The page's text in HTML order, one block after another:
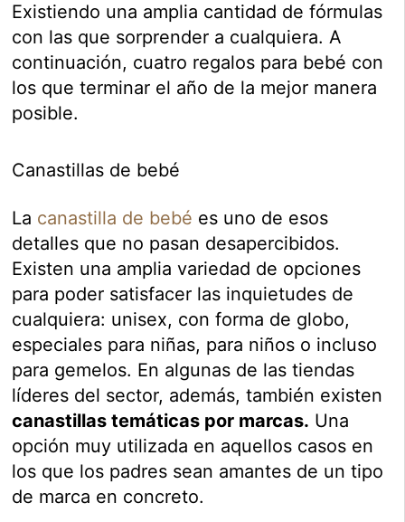
Existiendo una amplia cantidad de fórmulas
con las que sorprender a cualquiera. A
continuación, cuatro regalos para bebé con
los que terminar el año de la mejor manera
posible.
Canastillas de bebé
La canastilla de bebé es uno de esos
detalles que no pasan desapercibidos.
Existen una amplia variedad de opciones
para poder satisfacer las inquietudes de
cualquiera: unisex, con forma de globo,
especiales para niñas, para niños o incluso
para gemelos. En algunas de las tiendas
líderes del sector, además, también existen
canastillas temáticas por marcas. Una
opción muy utilizada en aquellos casos en
los que los padres sean amantes de un tipo
de marca en concreto.